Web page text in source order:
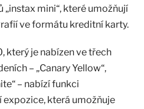
mini“, které umožňují
ve formátu kreditní karty.
který je nabízen ve třech
– „Canary Yellow“,
– nabízí funkci
která umožňuje